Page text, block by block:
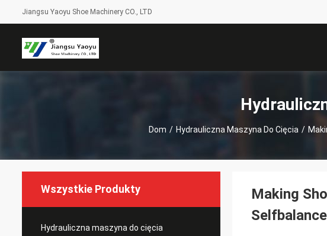
Jiangsu Yaoyu Shoe Machinery CO., LTD
Dom / Hydrauliczna Maszyna Do Cięcia /
Wszystkie Produkty
Hydrauliczna maszyna do cięcia
Making